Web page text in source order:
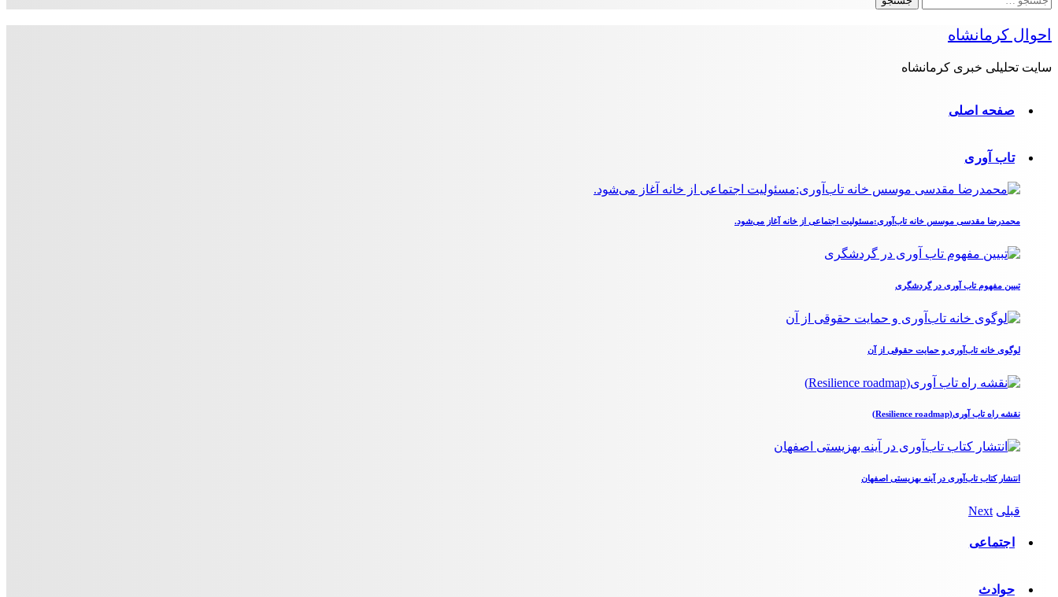
برای:
احوال کرمانشاه
سایت تحلیلی خبری کرمانشاه
صفحه اصلی
تاب آوری
محمدرضا مقدسی موسس خانه تاب‌آوری:مسئولیت اجتماعی از خانه آغاز می‌شود.
تبیین مفهوم تاب آوری در گردشگری
لوگوی خانه تاب‌آوری و حمایت حقوقی از آن
نقشه راه تاب آوری(Resilience roadmap)
انتشار کتاب تاب‌آوری در آینه بهزیستی اصفهان
قبلی Next
اجتماعی
حوادث